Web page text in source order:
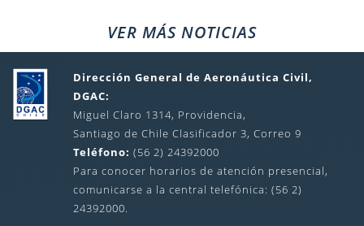
VER MÁS NOTICIAS
Dirección General de Aeronáutica Civil,
DGAC:
Miguel Claro 1314, Providencia,
Santiago de Chile Clasificador 3, Correo 9
Teléfono: (56 2) 24392000
Para conocer horarios de atención presencial,
comunicarse a la central telefónica: (56 2)
24392000.